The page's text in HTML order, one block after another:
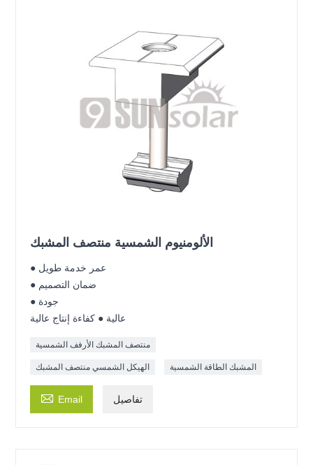
الألومنيوم الشمسية منتصف المشبك
● عمر خدمة طويل
● ضمان التصميم
● جودة
عالية ● كفاءة إنتاج عالية
منتصف المشبك الأرفف الشمسية
الهيكل الشمسي منتصف المشبك المشبك الطاقة الشمسية
 Email تفاصيل